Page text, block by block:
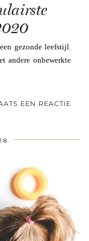
gezonde leefstijl.
andere onbewerkte
EEN REACTIE